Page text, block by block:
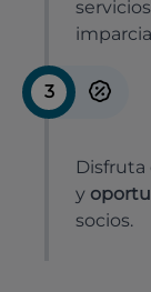
3
Disfruta
y
socios.